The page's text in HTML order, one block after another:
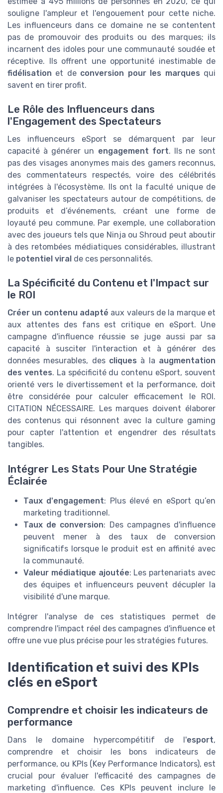
souligne l'ampleur et l'engouement pour cette niche.
Les influenceurs dans ce domaine ne se contentent
pas de promouvoir des produits ou des marques; ils
incarnent des idoles pour une communauté soudée et
réceptive. Ils offrent une opportunité inestimable de
fidélisation et de conversion pour les marques qui
savent en tirer profit.
Le Rôle des Influenceurs dans
l'Engagement des Spectateurs
Les influenceurs eSport se démarquent par leur
capacité à générer un engagement fort. Ils ne sont
pas des visages anonymes mais des gamers reconnus,
des commentateurs respectés, voire des célébrités
intégrées à l'écosystème. Ils ont la faculté unique de
galvaniser les spectateurs autour de compétitions, de
produits et d’événements, créant une forme de
loyauté peu commune. Par exemple, une collaboration
avec des joueurs tels que Ninja ou Shroud peut aboutir
à des retombées médiatiques considérables, illustrant
le potentiel viral de ces personnalités.
La Spécificité du Contenu et l'Impact sur
le ROI
Créer un contenu adapté aux valeurs de la marque et
aux attentes des fans est critique en eSport. Une
campagne d'influence réussie se juge aussi par sa
capacité à susciter l'interaction et à générer des
données mesurables, des cliques à la augmentation
des ventes. La spécificité du contenu eSport, souvent
orienté vers le divertissement et la performance, doit
être considérée pour calculer efficacement le ROI.
CITATION NÉCESSAIRE. Les marques doivent élaborer
des contenus qui résonnent avec la culture gaming
pour capter l'attention et engendrer des résultats
tangibles.
Intégrer Les Stats Pour Une Stratégie
Éclairée
Taux d'engagement: Plus élevé en eSport qu’en
marketing traditionnel.
Taux de conversion: Des campagnes d'influence
peuvent mener à des taux de conversion
significatifs lorsque le produit est en affinité avec
la communauté.
Valeur médiatique ajoutée: Les partenariats avec
des équipes et influenceurs peuvent décupler la
visibilité d'une marque.
Intégrer l'analyse de ces statistiques permet de
comprendre l'impact réel des campagnes d'influence et
offre une vue plus précise pour les stratégies futures.
Identification et suivi des KPIs
clés en eSport
Comprendre et choisir les indicateurs de
performance
Dans le domaine hypercompétitif de l'esport,
comprendre et choisir les bons indicateurs de
performance, ou KPIs (Key Performance Indicators), est
crucial pour évaluer l'efficacité des campagnes de
marketing d'influence. Ces KPIs peuvent inclure le